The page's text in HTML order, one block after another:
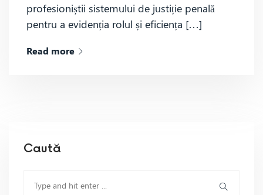
profesioniștii sistemului de justiție penală
pentru a evidenția rolul și eficiența […]
Read more
Caută